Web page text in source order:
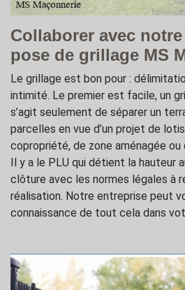
Collaborer avec
pose de grillage MS
Le grillage est bon pour :
intimité. Le premier est facile, un
s’agit seulement de séparer un
parcelles en vue d’un projet de
copropriété, de zone aménagée
Il y a le PLU qui détient la hauteur
clôture avec les normes légales à
réalisation. Notre entreprise peut
connaissance de tout cela dans